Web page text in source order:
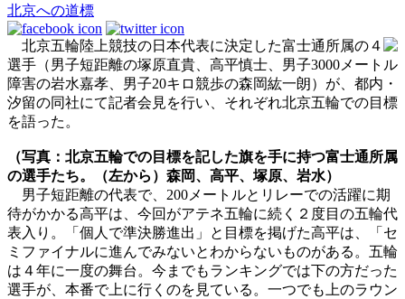
北京への道標
北京五輪陸上競技の日本代表に決定した富士通所属の４
選手（男子短距離の塚原直貴、高平慎士、男子3000メートル
障害の岩水嘉孝、男子20キロ競歩の森岡紘一朗）が、都内・
汐留の同社にて記者会見を行い、それぞれ北京五輪での目標
を語った。
（写真：北京五輪での目標を記した旗を手に持つ富士通所属
の選手たち。（左から）森岡、高平、塚原、岩水）
男子短距離の代表で、200メートルとリレーでの活躍に期
待がかかる高平は、今回がアテネ五輪に続く２度目の五輪代
表入り。「個人で準決勝進出」と目標を掲げた高平は、「セ
ミファイナルに進んでみないとわからないものがある。五輪
は４年に一度の舞台。今までもランキングでは下の方だった
選手が、本番で上に行くのを見ている。一つでも上のラウン